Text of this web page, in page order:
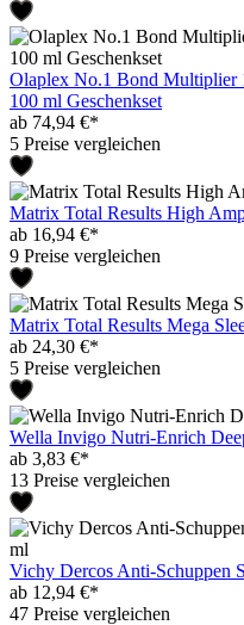
Olaplex No.1 Bond Multiplier
100 ml Geschenkset
ab 74,94 €*
5 Preise vergleichen
Matrix Total Results High
ab 16,94 €*
9 Preise vergleichen
Matrix Total Results Mega
ab 24,30 €*
5 Preise vergleichen
Wella Invigo Nutri-Enrich
ab 3,83 €*
13 Preise vergleichen
Vichy Dercos Anti-Schuppen
ab 12,94 €*
47 Preise vergleichen